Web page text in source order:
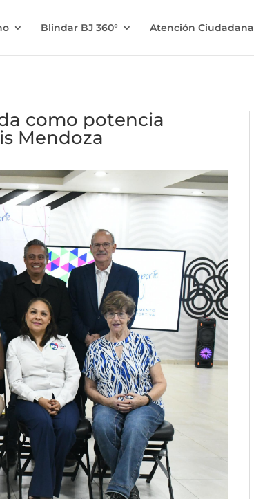
Blindar BJ 360° Atención Ciudadana
como potencia
Mendoza